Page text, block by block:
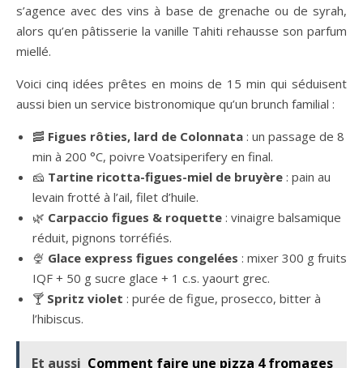
s’agence avec des vins à base de grenache ou de syrah,
alors qu’en pâtisserie la vanille Tahiti rehausse son parfum
miellé.
Voici cinq idées prêtes en moins de 15 min qui séduisent
aussi bien un service bistronomique qu’un brunch familial :
🥓 Figues rôties, lard de Colonnata : un passage de 8
min à 200 °C, poivre Voatsiperifery en final.
🧀 Tartine ricotta-figues-miel de bruyère : pain au
levain frotté à l’ail, filet d’huile.
🌿 Carpaccio figues & roquette : vinaigre balsamique
réduit, pignons torréfiés.
🍨 Glace express figues congelées : mixer 300 g fruits
IQF + 50 g sucre glace + 1 c.s. yaourt grec.
🍸 Spritz violet : purée de figue, prosecco, bitter à
l’hibiscus.
Et aussi Comment faire une pizza 4 fromages